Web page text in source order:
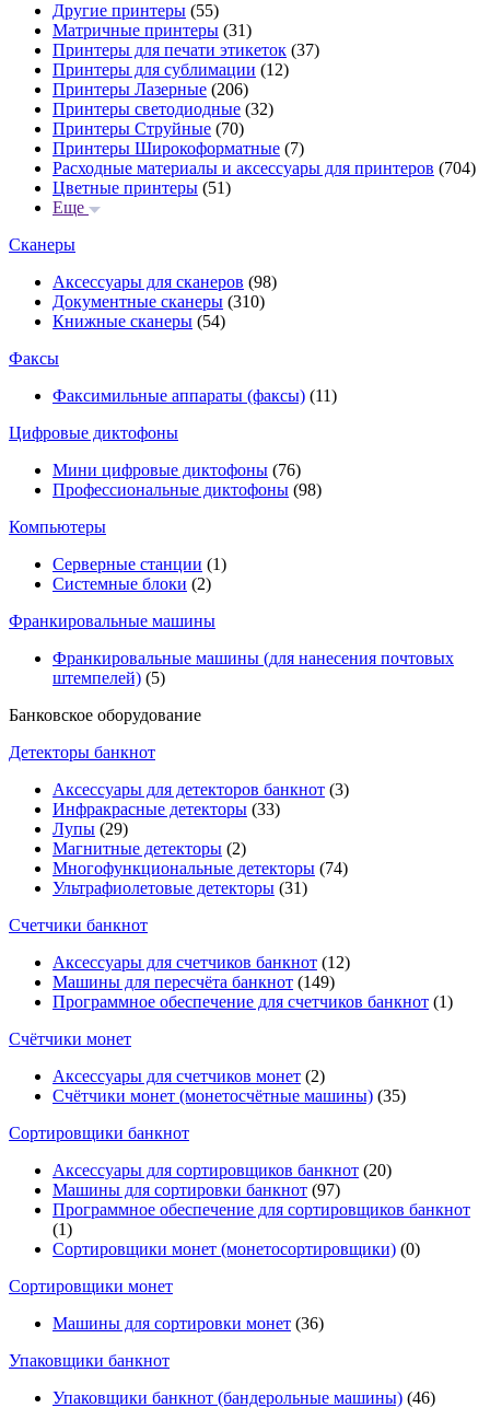
Другие принтеры (55)
Матричные принтеры (31)
Принтеры для печати этикеток (37)
Принтеры для сублимации (12)
Принтеры Лазерные (206)
Принтеры светодиодные (32)
Принтеры Струйные (70)
Принтеры Широкоформатные (7)
Расходные материалы и аксессуары для принтеров (704)
Цветные принтеры (51)
Еще
Сканеры
Аксессуары для сканеров (98)
Документные сканеры (310)
Книжные сканеры (54)
Факсы
Факсимильные аппараты (факсы) (11)
Цифровые диктофоны
Мини цифровые диктофоны (76)
Профессиональные диктофоны (98)
Компьютеры
Серверные станции (1)
Системные блоки (2)
Франкировальные машины
Франкировальные машины (для нанесения почтовых
штемпелей) (5)
Банковское оборудование
Детекторы банкнот
Аксессуары для детекторов банкнот (3)
Инфракрасные детекторы (33)
Лупы (29)
Магнитные детекторы (2)
Многофункциональные детекторы (74)
Ультрафиолетовые детекторы (31)
Счетчики банкнот
Аксессуары для счетчиков банкнот (12)
Машины для пересчёта банкнот (149)
Программное обеспечение для счетчиков банкнот (1)
Счётчики монет
Аксессуары для счетчиков монет (2)
Счётчики монет (монетосчётные машины) (35)
Cортировщики банкнот
Аксессуары для сортировщиков банкнот (20)
Машины для сортировки банкнот (97)
Программное обеспечение для сортировщиков банкнот
(1)
Сортировщики монет (монетосортировщики) (0)
Сортировщики монет
Машины для сортировки монет (36)
Упаковщики банкнот
Упаковщики банкнот (бандерольные машины) (46)